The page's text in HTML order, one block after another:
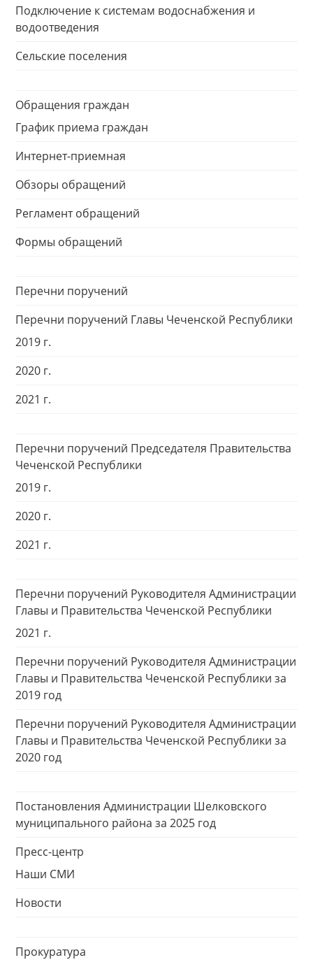
Подключение к системам водоснабжения и
водоотведения
Сельские поселения
Обращения граждан
График приема граждан
Интернет-приемная
Обзоры обращений
Регламент обращений
Формы обращений
Перечни поручений
Перечни поручений Главы Чеченской Республики
2019 г.
2020 г.
2021 г.
Перечни поручений Председателя Правительства
Чеченской Республики
2019 г.
2020 г.
2021 г.
Перечни поручений Руководителя Администрации
Главы и Правительства Чеченской Республики
2021 г.
Перечни поручений Руководителя Администрации
Главы и Правительства Чеченской Республики за
2019 год
Перечни поручений Руководителя Администрации
Главы и Правительства Чеченской Республики за
2020 год
Постановления Администрации Шелковского
муниципального района за 2025 год
Пресс-центр
Наши СМИ
Новости
Прокуратура